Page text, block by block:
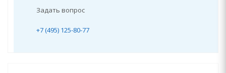
Задать вопрос
+7 (495) 125-80-77